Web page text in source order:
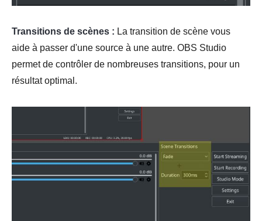
Transitions de scènes : La transition de scène vous
aide à passer d'une source à une autre. OBS Studio
permet de contrôler de nombreuses transitions, pour un
résultat optimal.